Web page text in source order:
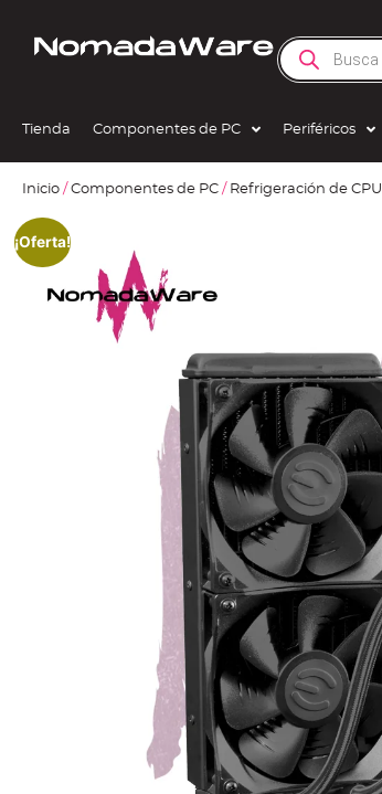
Tienda Componentes de PC Periféricos
Inicio / Componentes de PC / Refrigeración de CPU
¡Oferta!